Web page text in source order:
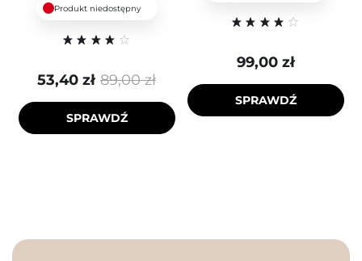
Produkt niedostępny
89,00 zł
53,40 zł
SPRAWDŹ
99,00 zł
SPRAWDŹ